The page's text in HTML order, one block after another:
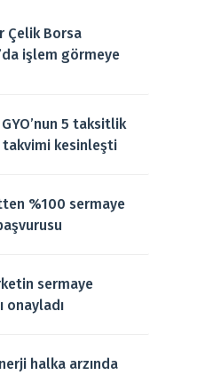
Çelik Borsa
işlem görmeye
GYO’nun 5 taksitlik
kesinleşti
%100 sermaye
sermaye
onayladı
halka arzında